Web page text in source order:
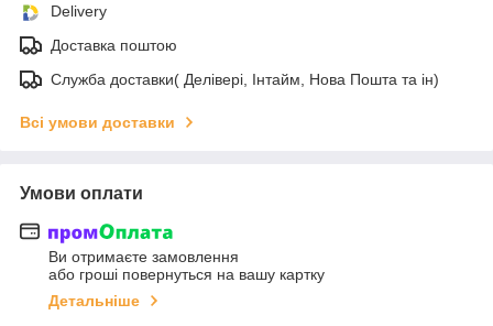
Delivery
Доставка поштою
Служба доставки( Делівері, Інтайм, Нова Пошта та ін)
Всі умови доставки
Умови оплати
Ви отримаєте замовлення
або гроші повернуться на вашу картку
Детальніше